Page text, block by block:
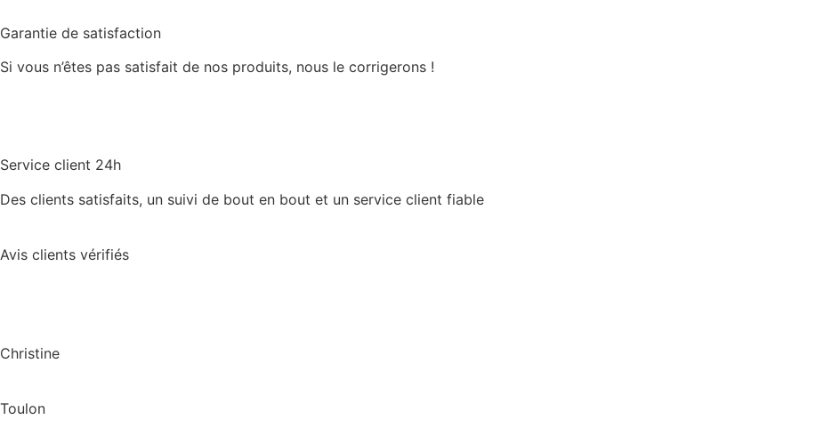
Garantie de satisfaction
Si vous n’êtes pas satisfait de nos produits, nous le corrigerons !
Service client 24h
Des clients satisfaits, un suivi de bout en bout et un service client fiable
Avis clients vérifiés
Christine
Toulon